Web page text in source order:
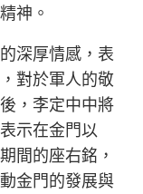
神。
深厚情感，表
對於軍人的敬
，李定中中將
示在金門以
間的座右銘，
金門的發展與